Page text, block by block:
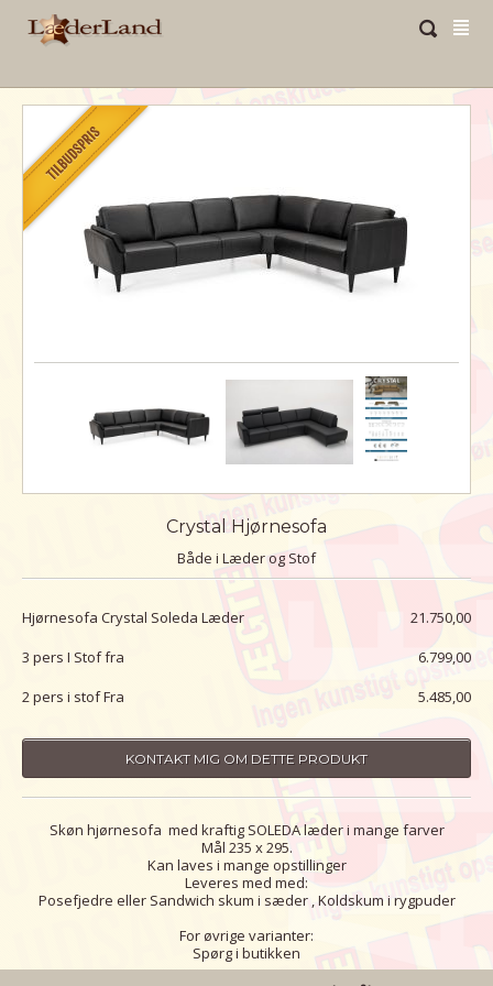
Crystal Hjørnesofa
Både i Læder og Stof
Hjørnesofa Crystal Soleda Læder
21.750,00
3 pers I Stof fra
6.799,00
2 pers i stof Fra
5.485,00
KONTAKT MIG OM DETTE PRODUKT
Skøn hjørnesofa med kraftig SOLEDA læder i mange farver
Mål 235 x 295.
Kan laves i mange opstillinger
Leveres med med:
Posefjedre eller Sandwich skum i sæder , Koldskum i rygpuder
For øvrige varianter:
Spørg i butikken